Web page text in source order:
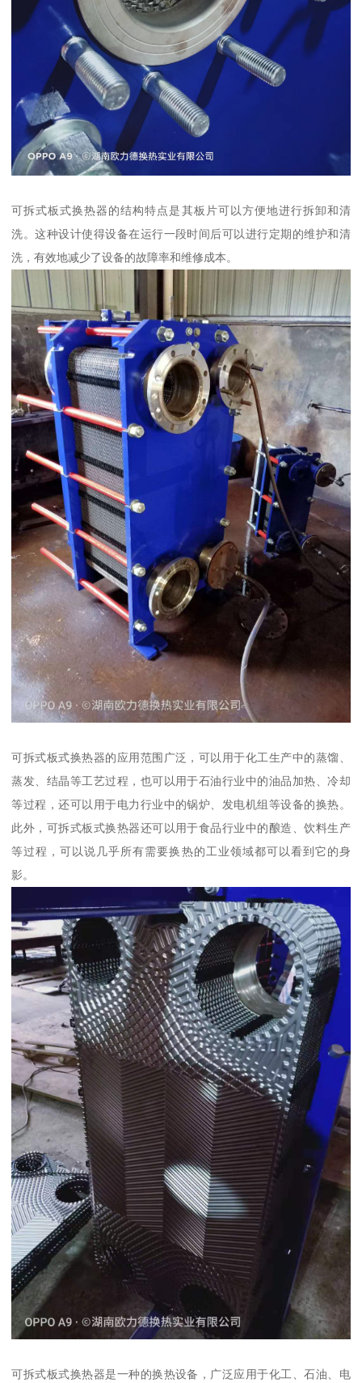
可拆式板式换热器的结构特点是其板片可以方便地进行拆卸和清
洗。这种设计使得设备在运行一段时间后可以进行定期的维护和清
洗，有效地减少了设备的故障率和维修成本。
可拆式板式换热器的应用范围广泛，可以用于化工生产中的蒸馏、
蒸发、结晶等工艺过程，也可以用于石油行业中的油品加热、冷却
等过程，还可以用于电力行业中的锅炉、发电机组等设备的换热。
此外，可拆式板式换热器还可以用于食品行业中的酿造、饮料生产
等过程，可以说几乎所有需要换热的工业领域都可以看到它的身
影。
可拆式板式换热器是一种的换热设备，广泛应用于化工、石油、电